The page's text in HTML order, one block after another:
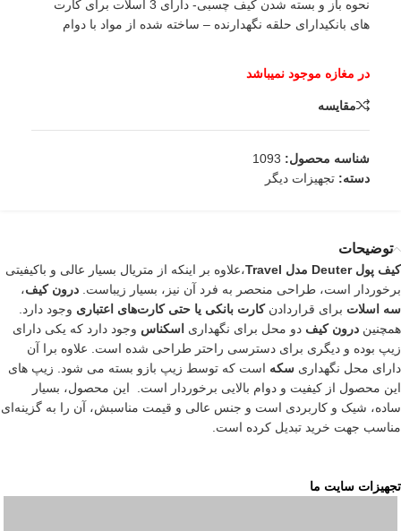
نحوه باز و بسته شدن کیف چسبی- دارای 3 اسلات برای کارت
های بانکیدارای حلقه نگهدارنده – ساخته شده از مواد با دوام
مقایسه
شناسه محصول: 1093
دسته: تجهیزات دیگر
توضیحات
کیف پول Deuter مدل Travel
،علاوه بر اینکه از متریال بسیار عالی و باکیفیتی
برخوردار است، طراحی منحصر به فرد آن نیز، بسیار زیباست. درون کیف،
سه اسلات برای قراردادنکارت بانکی یا حتی کارت‌های اعتباری وجود دارد.
همچنین درون کیف دو محل برای نگهداری اسکناس وجود دارد که یکی دارای
زیپ بوده و دیگری برای دسترسی راحتر طراحی شده است. علاوه برا آن
دارای محل نگهداری سکه است که توسط زیپ بازو بسته می شود. زیپ های
این محصول از کیفیت و دوام بالایی برخوردار است. این محصول، بسیار
ساده، شیک و کاربردی است و جنس عالی و قیمت مناسبش، آن را به گزینه‌ای
مناسب جهت خرید تبدیل کرده است.
تجهیزات سایت ما